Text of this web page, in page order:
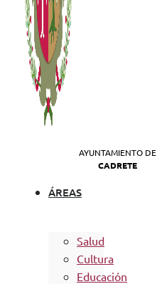
AYUNTAMIENTO DE
CADRETE
ÁREAS
Salud
Cultura
Educación